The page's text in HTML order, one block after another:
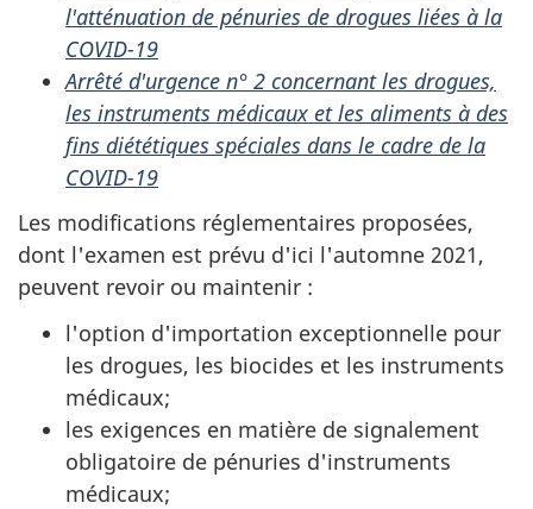
l'atténuation de pénuries de drogues liées à la
COVID-19
Arrêté d'urgence n° 2 concernant les drogues,
les instruments médicaux et les aliments à des
fins diététiques spéciales dans le cadre de la
COVID-19
Les modifications réglementaires proposées,
dont l'examen est prévu d'ici l'automne 2021,
peuvent revoir ou maintenir :
l'option d'importation exceptionnelle pour
les drogues, les biocides et les instruments
médicaux;
les exigences en matière de signalement
obligatoire de pénuries d'instruments
médicaux;